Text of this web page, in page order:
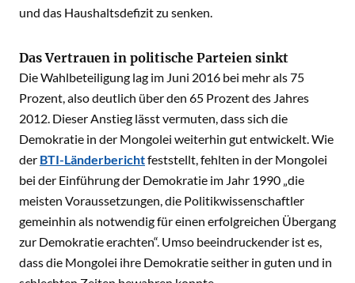
und das Haushaltsdefizit zu senken.
Das Vertrauen in politische Parteien sinkt
Die Wahlbeteiligung lag im Juni 2016 bei mehr als 75
Prozent, also deutlich über den 65 Prozent des Jahres
2012. Dieser Anstieg lässt vermuten, dass sich die
Demokratie in der Mongolei weiterhin gut entwickelt. Wie
der BTI-Länderberichtfeststellt, fehlten in der Mongolei
bei der Einführung der Demokratie im Jahr 1990 „die
meisten Voraussetzungen, die Politikwissenschaftler
gemeinhin als notwendig für einen erfolgreichen Übergang
zur Demokratie erachten“. Umso beeindruckender ist es,
dass die Mongolei ihre Demokratie seither in guten und in